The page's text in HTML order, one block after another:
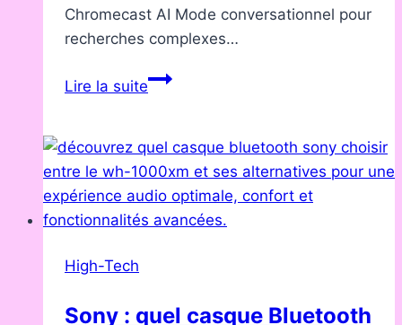
Chromecast AI Mode conversationnel pour
recherches complexes…
Lire la suiteGoogle
:
les
7
annonces
votre
High-Tech
Sony : quel casque Bluetooth